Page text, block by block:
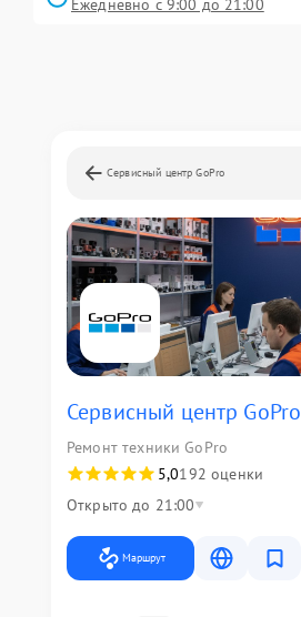
Ежедневно с 9:00 до 21:00
Сервисный центр GoPro
Сервисный центр GoPro
Ремонт техники GoPro
5,0192 оценки
Открыто до 21:00
Маршрут